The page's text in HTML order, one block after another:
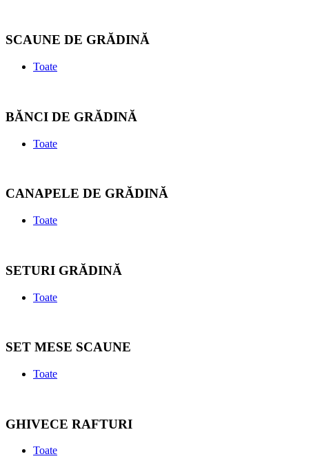
SCAUNE DE GRĂDINĂ
Toate
BĂNCI DE GRĂDINĂ
Toate
CANAPELE DE GRĂDINĂ
Toate
SETURI GRĂDINĂ
Toate
SET MESE SCAUNE
Toate
GHIVECE RAFTURI
Toate